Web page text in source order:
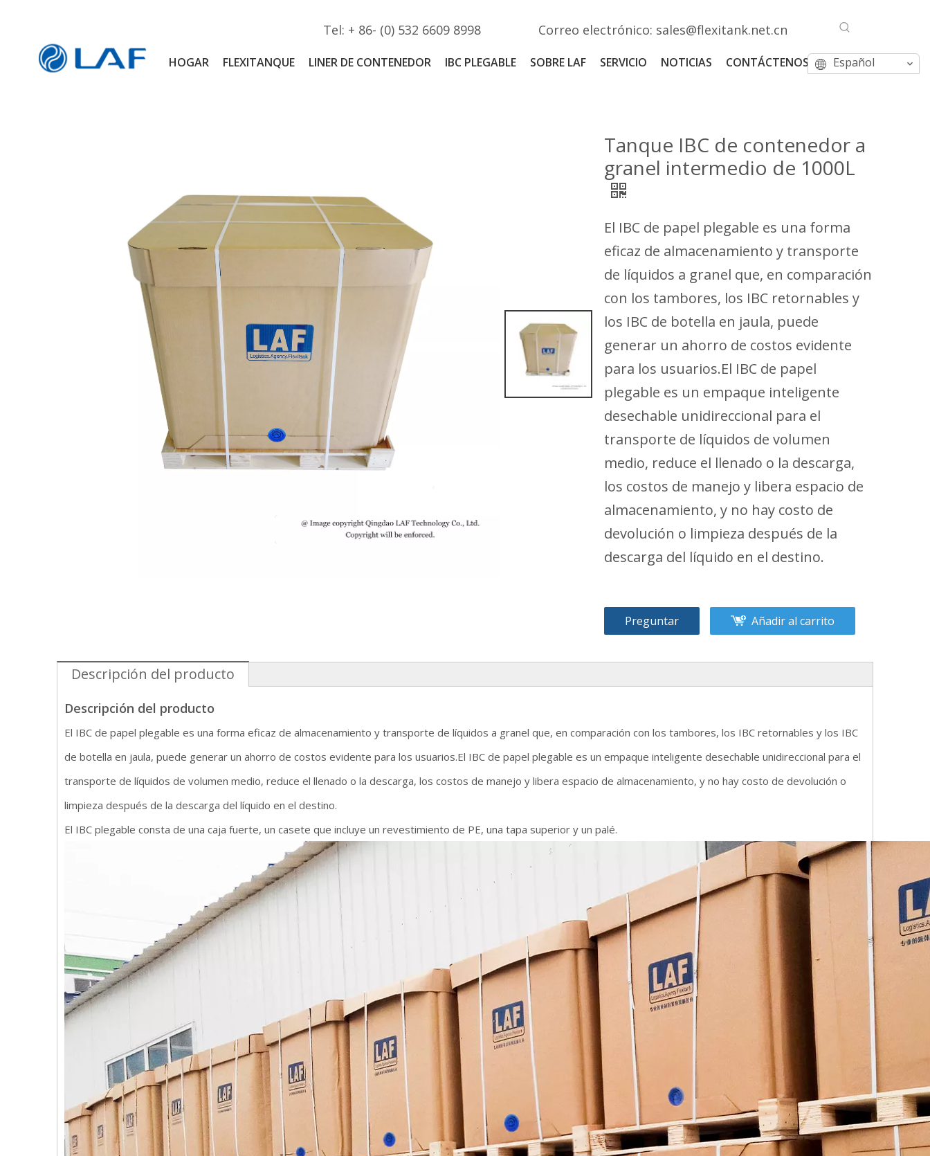
Tel: + 86- (0) 532 6609 8998 Correo electrónico: sales@flexitank.net.cn
HOGAR FLEXITANQUE LINER DE CONTENEDOR IBC PLEGABLE SOBRE LAF SERVICIO NOTICIAS CONTÁCTENOS Español
Tanque IBC de contenedor a
granel intermedio de 1000L
El IBC de papel plegable es una forma
eficaz de almacenamiento y transporte
de líquidos a granel que, en comparación
con los tambores, los IBC retornables y
los IBC de botella en jaula, puede
generar un ahorro de costos evidente
para los usuarios.El IBC de papel
plegable es un empaque inteligente
desechable unidireccional para el
transporte de líquidos de volumen
medio, reduce el llenado o la descarga,
los costos de manejo y libera espacio de
almacenamiento, y no hay costo de
devolución o limpieza después de la
descarga del líquido en el destino.
Preguntar Añadir al carrito
Descripción del producto
Descripción del producto
El IBC de papel plegable es una forma eficaz de almacenamiento y transporte de líquidos a granel que, en comparación con los tambores, los IBC retornables y los IBC
de botella en jaula, puede generar un ahorro de costos evidente para los usuarios.El IBC de papel plegable es un empaque inteligente desechable unidireccional para el
transporte de líquidos de volumen medio, reduce el llenado o la descarga, los costos de manejo y libera espacio de almacenamiento, y no hay costo de devolución o
limpieza después de la descarga del líquido en el destino.
El IBC plegable consta de una caja fuerte, un casete que incluye un revestimiento de PE, una tapa superior y un palé.